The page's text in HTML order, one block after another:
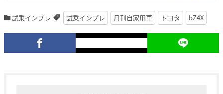
試乗インプレ 試乗インプレ 月刊自家用車 トヨタ bZ4X